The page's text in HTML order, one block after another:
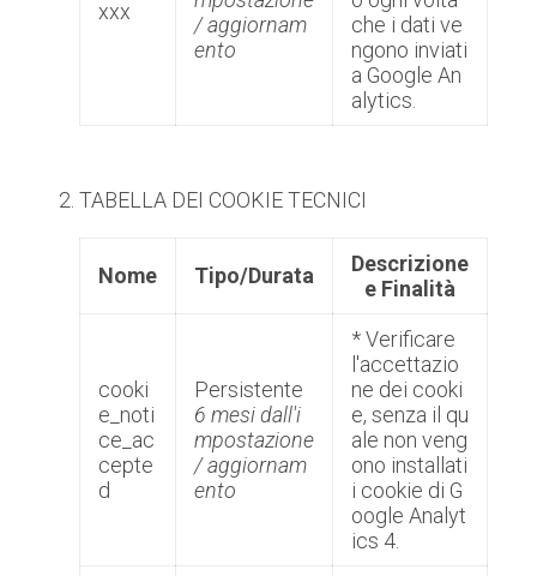
xxx
/ aggiornam
ento
che i dati ve
ngono inviati
a Google An
alytics.
TABELLA DEI COOKIE TECNICI
Nome Tipo/Durata
Descrizione
e Finalità
cooki
e_noti
ce_ac
cepte
d
Persistente
6 mesi dall'i
mpostazione
/ aggiornam
ento
* Verificare
l'accettazio
ne dei cooki
e, senza il qu
ale non veng
ono installati
i cookie di G
oogle Analyt
ics 4.